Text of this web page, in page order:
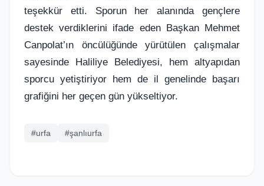
teşekkür etti. Sporun her alanında gençlere
destek verdiklerini ifade eden Başkan Mehmet
Canpolat’ın öncülüğünde yürütülen çalışmalar
sayesinde Haliliye Belediyesi, hem altyapıdan
sporcu yetiştiriyor hem de il genelinde başarı
grafiğini her geçen gün yükseltiyor.
#urfa #şanlıurfa